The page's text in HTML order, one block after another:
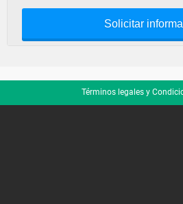
Solicitar
Términos legales y